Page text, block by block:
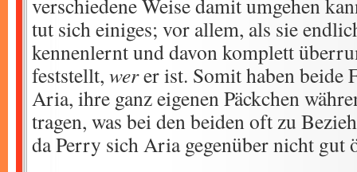
verschiedene Weise damit umgehen
tut sich einiges; vor allem, als sie
kennenlernt und davon komplett
feststellt, werer ist. Somit haben beide
Aria, ihre ganz eigenen Päckchen
tragen, was bei den beiden oft zu
da Perry sich Aria gegenüber nicht gut